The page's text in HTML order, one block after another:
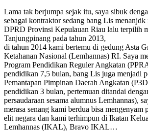
Lama tak berjumpa sejak itu, saya sibuk
sebagai kontraktor sedang bang Lis
DPRD Provinsi Kepulauan Riau lalu terpilih
Tanjungpinang pada tahun 2013,
di tahun 2014 kami bertemu di gedung Asta
Ketahanan Nasional (Lemhannas) RI. Saya
Program Pendidikan Reguler Angkatan
pendidikan 7,5 bulan, bang Lis juga menjadi
Pemantapan Pimpinan Daerah Angkatan
pendidikan 3 bulan, pertemuan ditandai
persaudaraan sesama alumnus Lemhannas),
merasa senang kami berdua bisa mengenyam
elit negara dan kami terhimpun di Ikatan
Lemhannas (IKAL), Bravo IKAL…